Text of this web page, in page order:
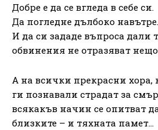
Добре е да се вгледа в себе си.
Да погледне дълбоко навътре.
И да си зададе въпроса дали
обвинения не отразяват
А на всички прекрасни хора,
ги познавали страдат за
всякакъв начин се опитват
близките – и тяхната памет…